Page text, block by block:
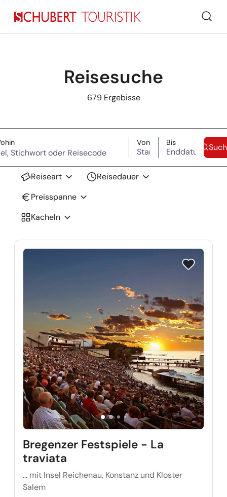
Reisesuche
679Ergebisse
(Ziel, Stichwort oder Reisecode) VonStartdatum
BisEnddatum
Reiseart
Reisedauer
Preisspanne
Kacheln
Reise auf
Bregenzer Festspiele - La
traviata
... mit Insel Reichenau, Konstanz und Kloster
Salem